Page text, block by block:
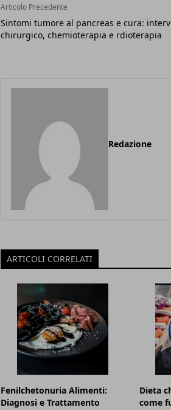
Articolo Precedente
Sintomi tumore al pancreas e cura:
chirurgico, chemioterapia e rdioterapia
Redazione
ARTICOLI CORRELATI
Fenilchetonuria Alimenti:
Diagnosi e Trattamento
Dieta
come